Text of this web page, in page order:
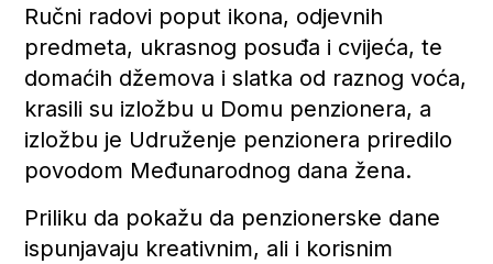
Ručni radovi poput ikona, odjevnih
predmeta, ukrasnog posuđa i cvijeća, te
domaćih džemova i slatka od raznog voća,
krasili su izložbu u Domu penzionera, a
izložbu je Udruženje penzionera priredilo
povodom Međunarodnog dana žena.
Priliku da pokažu da penzionerske dane
ispunjavaju kreativnim, ali i korisnim